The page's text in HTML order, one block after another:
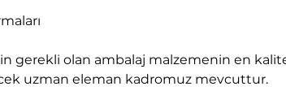
uzman eleman kadromuz mevcuttur.